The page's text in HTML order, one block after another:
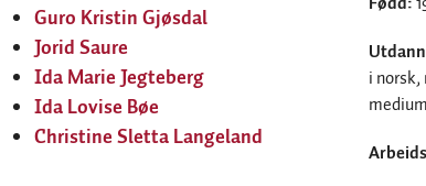
Guro Kristin Gjøsdal
Jorid Saure
Ida Marie Jegteberg
Ida Lovise Bøe
Christine Sletta Langeland
i